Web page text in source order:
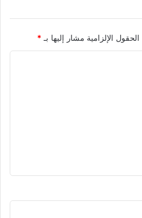
الحقول الإلزامية مشار إليها بـ *